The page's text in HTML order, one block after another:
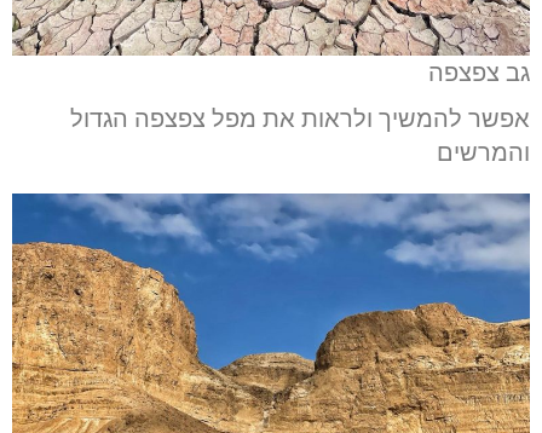
גב צפצפה
אפשר להמשיך ולראות את מפל צפצפה הגדול
והמרשים